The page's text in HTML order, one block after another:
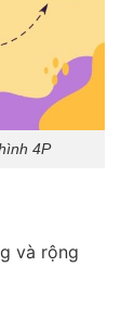
4P
và rộng